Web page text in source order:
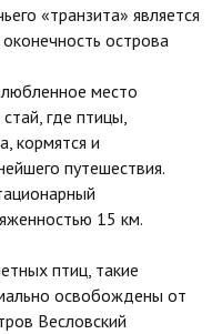
«транзита» является
острова
место
где птицы,
кормятся и
путешествия.
15 км.
птиц, такие
освобождены от
Весловский